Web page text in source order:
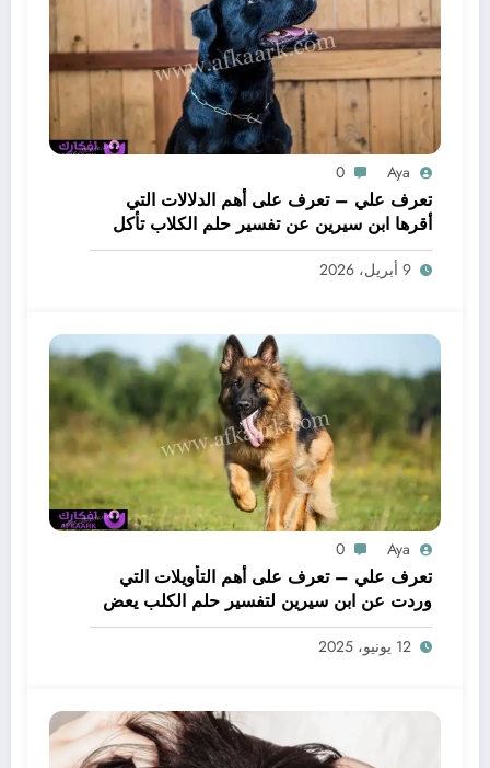
Aya
0
تعرف علي – تعرف على أهم الدلالات التي
أقرها ابن سيرين عن تفسير حلم الكلاب تأكل
لحم – بالتفصيل
9 أبريل، 2026
Aya
0
تعرف علي – تعرف على أهم التأويلات التي
وردت عن ابن سيرين لتفسير حلم الكلب يعض
يدي – بالتفصيل
12 يونيو، 2025